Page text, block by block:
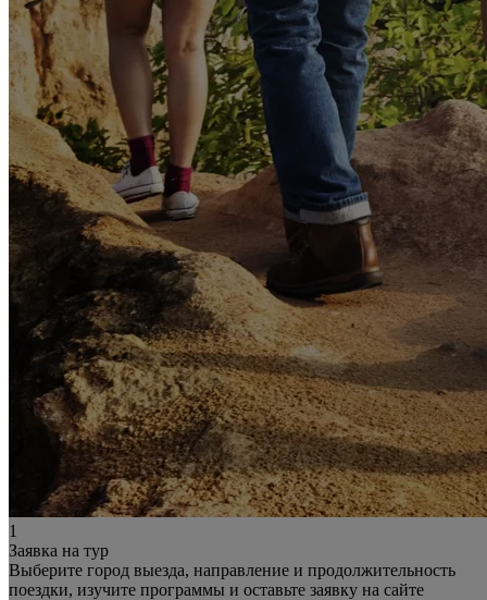
1
Заявка на тур
Выберите город выезда, направление и продолжительность
поездки, изучите программы и оставьте заявку на сайте